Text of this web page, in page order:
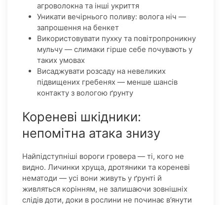
агроволокна та інші укриття
Уникати вечірнього поливу: волога ніч —
запрошення на бенкет
Використовувати пухку та повітропроникну
мульчу — слимаки гірше себе почувають у
таких умовах
Висаджувати розсаду на невеликих
підвищених гребенях — менше шансів
контакту з вологою ґрунту
Кореневі шкідники:
непомітна атака знизу
Найпідступніші вороги гровера — ті, кого не
видно. Личинки хруща, дротяники та кореневі
нематоди — усі вони живуть у ґрунті й
живляться корінням, не залишаючи зовнішніх
слідів доти, доки в рослини не починає в’янути